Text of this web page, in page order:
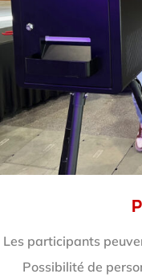
Les participants
Possibilité de